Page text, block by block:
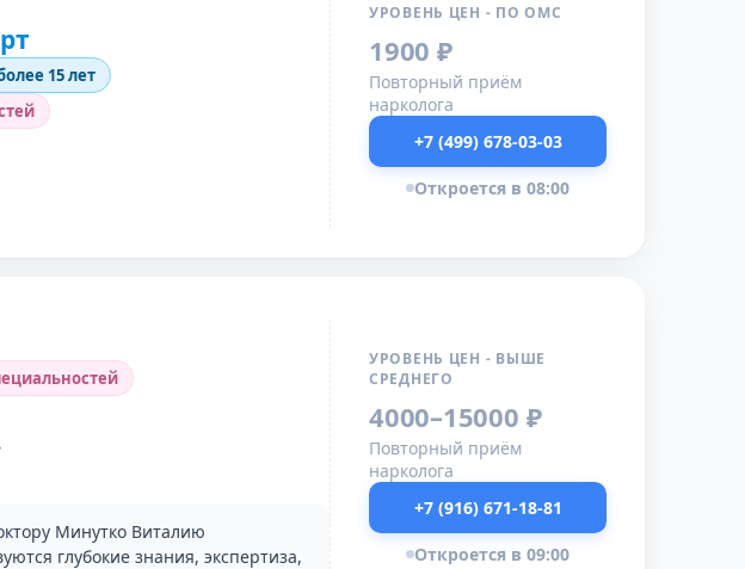
15 лет
УРОВЕНЬ ЦЕН - ПО ОМС
1900 ₽
Повторный приём
нарколога
+7 (499) 678-03-03
Откроется в 08:00
Минутко Виталию
глубокие знания, экспертиза,
УРОВЕНЬ ЦЕН - ВЫШЕ
СРЕДНЕГО
4000–15000 ₽
Повторный приём
нарколога
+7 (916) 671-18-81
Откроется в 09:00